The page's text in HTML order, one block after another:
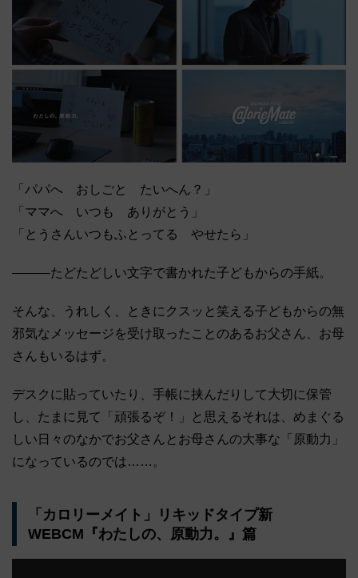
「パパへ おしごと たいへん？」
「ママへ いつも ありがとう」
「とうさんいつもふとってる やせたら」
―――たどたどしい文字で書かれた子どもからの手紙。
そんな、うれしく、ときにクスッと笑える子どもからの無
邪気なメッセージを受け取ったことのあるお父さん、お母
さんもいるはず。
デスクに貼っていたり、手帳に挟んだりして大切に保管
し、たまに見て「頑張るぞ！」と思えるそれは、めまぐる
しい日々のなかでお父さんとお母さんの大事な「原動力」
になっているのでは……。
「カロリーメイト」リキッドタイプ新
WEBCM『わたしの、原動力。』篇